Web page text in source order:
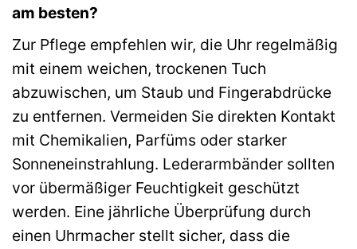
am besten?
Zur Pflege empfehlen wir, die Uhr regelmäßig
mit einem weichen, trockenen Tuch
abzuwischen, um Staub und Fingerabdrücke
zu entfernen. Vermeiden Sie direkten Kontakt
mit Chemikalien, Parfüms oder starker
Sonneneinstrahlung. Lederarmbänder sollten
vor übermäßiger Feuchtigkeit geschützt
werden. Eine jährliche Überprüfung durch
einen Uhrmacher stellt sicher, dass die